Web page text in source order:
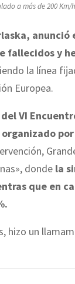
a más de 200 Km/
fallecidos y
la línea
Europea.
VI
por
donde la
que en
hizo un